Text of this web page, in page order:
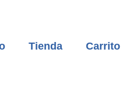
Tienda Carrito